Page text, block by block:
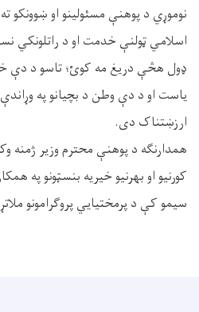
نوموړي د پوهنې مسئولینو او
اسلامي ټولنې خدمت او د راتلونکي
ډول هڅې دریغ مه کوئ؛ تاسو د دې
یاست او د دې وطن د بچیانو په
ارزښتناک دی.
همدارنګه د پوهنې محترم وزیر ژمنه
کورنیو او بهرنیو خیریه بنسټونو په
سیمو کې د پرمختیايي پروګرامونو